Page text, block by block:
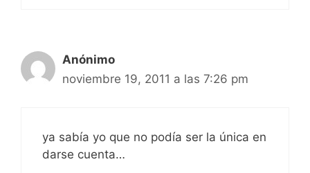
Anónimo
noviembre 19, 2011 a las 7:26 pm
ya sabía yo que no podía ser la única en
darse cuenta…